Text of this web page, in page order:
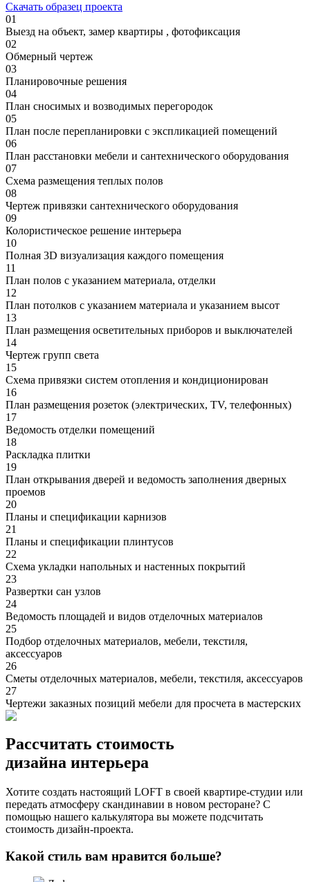
Скачать образец проекта
01
Выезд на объект, замер квартиры , фотофиксация
02
Обмерный чертеж
03
Планировочные решения
04
План сносимых и возводимых перегородок
05
План после перепланировки с экспликацией помещений
06
План расстановки мебели и сантехнического оборудования
07
Схема размещения теплых полов
08
Чертеж привязки сантехнического оборудования
09
Колористическое решение интерьера
10
Полная 3D визуализация каждого помещения
11
План полов с указанием материала, отделки
12
План потолков с указанием материала и указанием высот
13
План размещения осветительных приборов и выключателей
14
Чертеж групп света
15
Схема привязки систем отопления и кондиционирован
16
План размещения розеток (электрических, TV, телефонных)
17
Ведомость отделки помещений
18
Раскладка плитки
19
План открывания дверей и ведомость заполнения дверных
проемов
20
Планы и спецификации карнизов
21
Планы и спецификации плинтусов
22
Cхема укладки напольных и настенных покрытий
23
Развертки сан узлов
24
Ведомость площадей и видов отделочных материалов
25
Подбор отделочных материалов, мебели, текстиля,
аксессуаров
26
Сметы отделочных материалов, мебели, текстиля, аксессуаров
27
Чертежи заказных позиций мебели для просчета в мастерских
Рассчитать стоимость
дизайна интерьера
Хотите создать настоящий LOFT в своей квартире-студии или
передать атмосферу скандинавии в новом ресторане? С
помощью нашего калькулятора вы можете подсчитать
стоимость дизайн-проекта.
Какой стиль вам нравится больше?